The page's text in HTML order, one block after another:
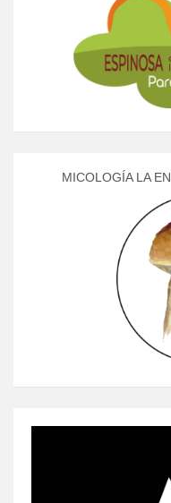
MICOLOGÍA LA